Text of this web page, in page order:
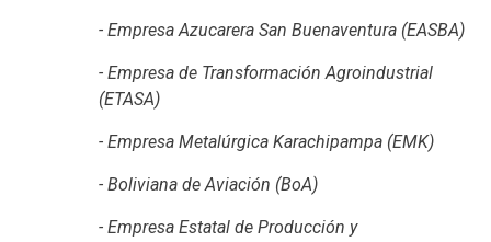
- Empresa Azucarera San Buenaventura (EASBA)
- Empresa de Transformación Agroindustrial
(ETASA)
- Empresa Metalúrgica Karachipampa (EMK)
- Boliviana de Aviación (BoA)
- Empresa Estatal de Producción y